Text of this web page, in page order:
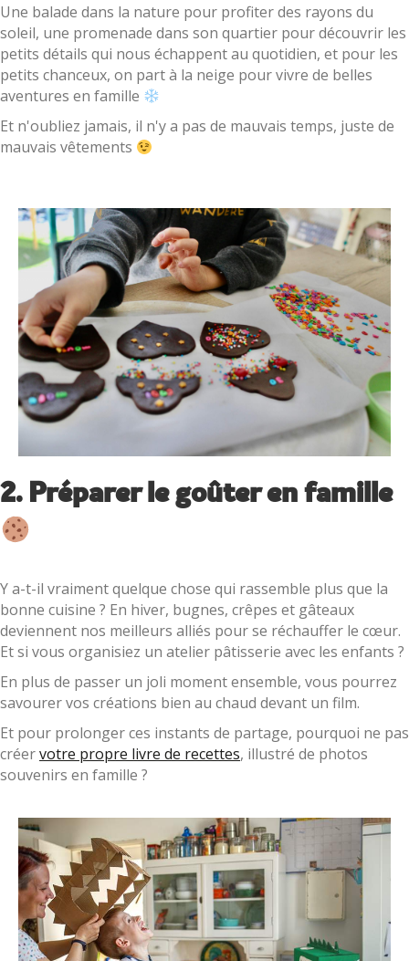
Une balade dans la nature pour profiter des rayons du
soleil, une promenade dans son quartier pour découvrir les
petits détails qui nous échappent au quotidien, et pour les
petits chanceux, on part à la neige pour vivre de belles
aventures en famille
Et n'oubliez jamais, il n'y a pas de mauvais temps, juste de
mauvais vêtements
2. Préparer le goûter en famille
Y a-t-il vraiment quelque chose qui rassemble plus que la
bonne cuisine ? En hiver, bugnes, crêpes et gâteaux
deviennent nos meilleurs alliés pour se réchauffer le cœur.
Et si vous organisiez un atelier pâtisserie avec les enfants ?
En plus de passer un joli moment ensemble, vous pourrez
savourer vos créations bien au chaud devant un film.
Et pour prolonger ces instants de partage, pourquoi ne pas
créervotre propre livre de recettes, illustré de photos
souvenirs en famille ?